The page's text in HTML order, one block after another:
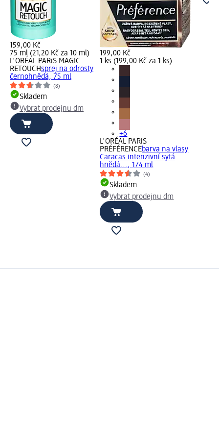
159,00 Kč
75 ml (21,20 Kč za 10 ml)
L'ORÉAL PARiS MAGIC
RETOUCHsprej na odrosty
černohnědá, 75 ml
(8)
Skladem
Vybrat prodejnu dm
199,00 Kč
1 ks (199,00 Kč za 1 ks)
+6
L'ORÉAL PARiS
PRÉFÉRENCEbarva na vlasy
Caracas intenzivní sytá
hnědá..., 174 ml
(4)
Skladem
Vybrat prodejnu dm